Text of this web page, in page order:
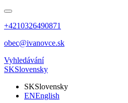
+4210326490871
obec@ivanovce.sk
Vyhledávání
SKSlovensky
SKSlovensky
ENEnglish